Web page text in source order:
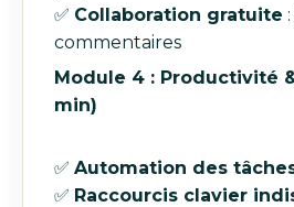
✅ Collaboration gratuite
commentaires
Module 4 : Productivité
min)
✅ Automation des
✅ Raccourcis clavier